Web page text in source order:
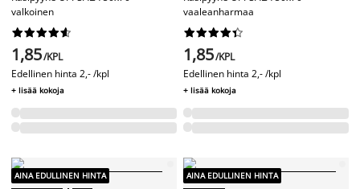
valkoinen






1,85/KPL
Edellinen hinta 2,- /kpl
+ lisää kokoja
vaaleanharmaa






1,85/KPL
Edellinen hinta 2,- /kpl
+ lisää kokoja
AINA EDULLINEN HINTA AINA EDULLINEN HINTA